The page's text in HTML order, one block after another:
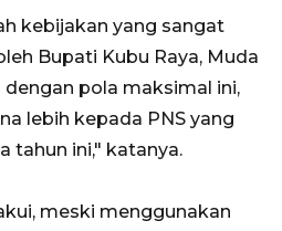
kebijakan yang sangat
Bupati Kubu Raya, Muda
dengan pola maksimal ini,
lebih kepada PNS yang
tahun ini," katanya.
meski menggunakan